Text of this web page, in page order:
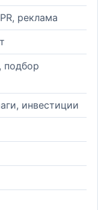
реклама
подбор
инвестиции